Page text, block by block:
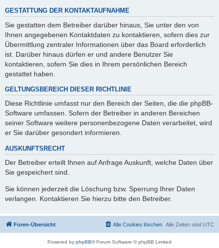
GESTATTUNG DER KONTAKTAUFNAHME
Sie gestatten dem Betreiber darüber hinaus, Sie unter den von
Ihnen angegebenen Kontaktdaten zu kontaktieren, sofern dies zur
Übermittlung zentraler Informationen über das Board erforderlich
ist. Darüber hinaus dürfen er und andere Benutzer Sie
kontaktieren, sofern Sie dies in Ihrem persönlichen Bereich
gestattet haben.
GELTUNGSBEREICH DIESER RICHTLINIE
Diese Richtlinie umfasst nur den Bereich der Seiten, die die phpBB-
Software umfassen. Sofern der Betreiber in anderen Bereichen
seiner Software weitere personenbezogene Daten verarbeitet, wird
er Sie darüber gesondert informieren.
AUSKUNFTSRECHT
Der Betreiber erteilt Ihnen auf Anfrage Auskunft, welche Daten über
Sie gespeichert sind.
Sie können jederzeit die Löschung bzw. Sperrung Ihrer Daten
verlangen. Kontaktieren Sie hierzu bitte den Betreiber.
Foren-Übersicht Alle Zeiten sind UTC
Alle Cookies löschen
Powered by phpBB® Forum Software © phpBB Limited